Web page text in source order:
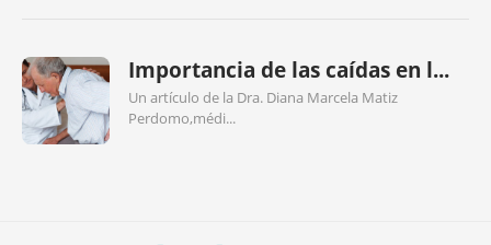
Importancia de las caídas en l...
Un artículo de la Dra. Diana Marcela Matiz
Perdomo,médi...